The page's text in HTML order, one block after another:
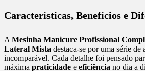
Características, Benefícios e
A Mesinha Manicure Profissional
Lateral Mista destaca-se por uma série
incomparável. Cada detalhe foi pensado
máxima praticidade e eficiência no dia a